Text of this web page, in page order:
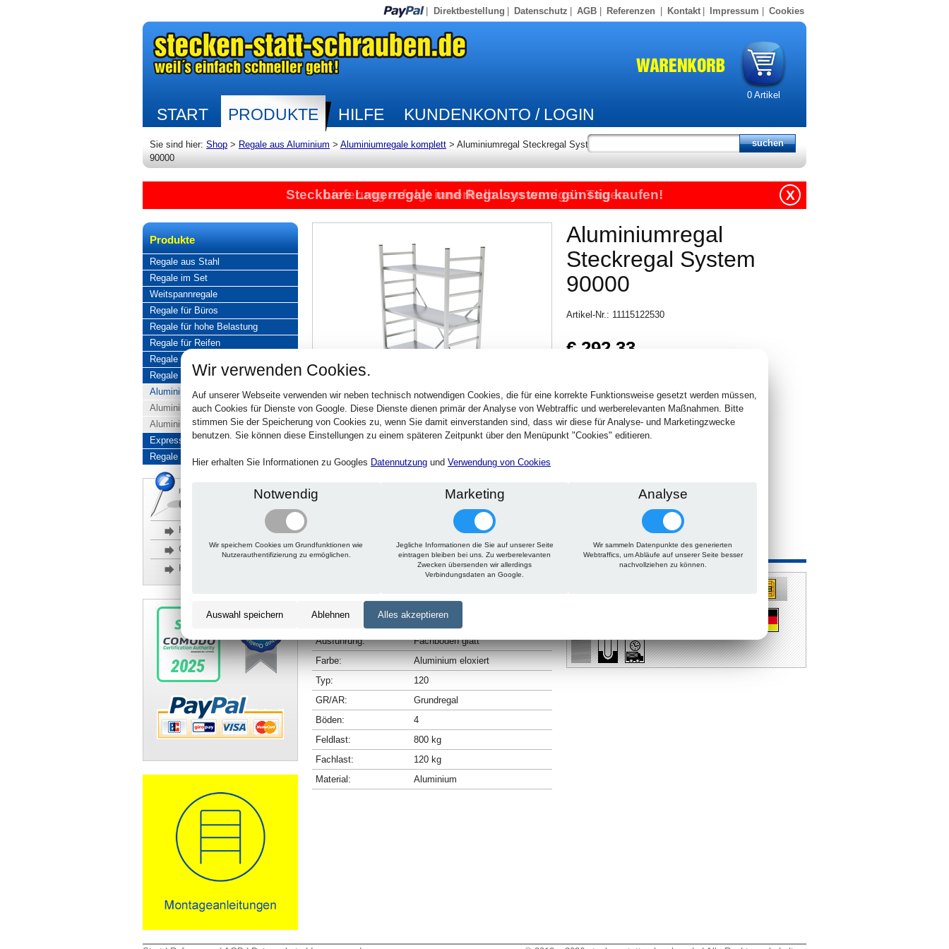
Direktbestellung Datenschutz AGB Referenzen Kontakt Impressum Cookies
0Artikel
START PRODUKTE HILFE KUNDENKONTO / LOGIN
Sie sind hier: Shop > Regale aus Aluminium > Aluminiumregale komplett > Aluminiumregal Steckregal System
90000
Steckbare Lagerregale und Regalsysteme günstig kaufen!
Lieferung erfolgt innerhalb von wenigen Tagen X
Produkte
Regale aus Stahl
Regale im Set
Weitspannregale
Regale für Büros
Regale für hohe Belastung
Regale für Reifen
Regale aus Edelstahl
Regale aus Aluminium
Aluminiumregale komplett
Aluminiumregal Baukasten
Aluminiumregal Kombinationen
Express-Produkte
Regale Reduziert
Rückfragen, Hilfe, Bestellen?
06201 690095-0
Häufige Fragen
Glossar
Kontakt
Aluminiumregal
Steckregal System
90000
Artikel-Nr.: 11115122530
€ 292,33
Stck.
Technische Daten Beschreibung Zu diesem Artikel passt auch
300 mm
Länge:
1225 mm
Ausführung:
Fachböden glatt
Farbe:
Aluminium eloxiert
Typ:
120
GR/AR:
Grundregal
Böden:
4
Feldlast:
800 kg
Fachlast:
120 kg
Material:
Aluminium
Wir verwenden Cookies.
Auf unserer Webseite verwenden wir neben technisch notwendigen Cookies, die für eine korrekte Funktionsweise gesetzt werden müssen,
auch Cookies für Dienste von Google. Diese Dienste dienen primär der Analyse von Webtraffic und werberelevanten Maßnahmen. Bitte
stimmen Sie der Speicherung von Cookies zu, wenn Sie damit einverstanden sind, dass wir diese für Analyse- und Marketingzwecke
benutzen. Sie können diese Einstellungen zu einem späteren Zeitpunkt über den Menüpunkt "Cookies" editieren.
Hier erhalten Sie Informationen zu Googles Datennutzung und Verwendung von Cookies
Notwendig
Wir speichern Cookies um Grundfunktionen wie
Nutzerauthentifizierung zu ermöglichen.
Marketing
Jegliche Informationen die Sie auf unserer Seite
eintragen bleiben bei uns. Zu werberelevanten
Zwecken übersenden wir allerdings
Verbindungsdaten an Google.
Analyse
Wir sammeln Datenpunkte des generierten
Webtraffics, um Abläufe auf unserer Seite besser
nachvollziehen zu können.
Auswahl speichern Ablehnen Alles akzeptieren